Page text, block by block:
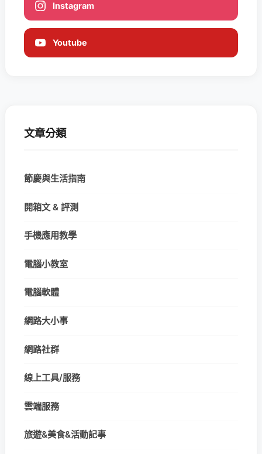
Instagram
Youtube
文章分類
節慶與生活指南
開箱文 & 評測
手機應用教學
電腦小教室
電腦軟體
網路大小事
網路社群
線上工具/服務
雲端服務
旅遊&美食&活動記事